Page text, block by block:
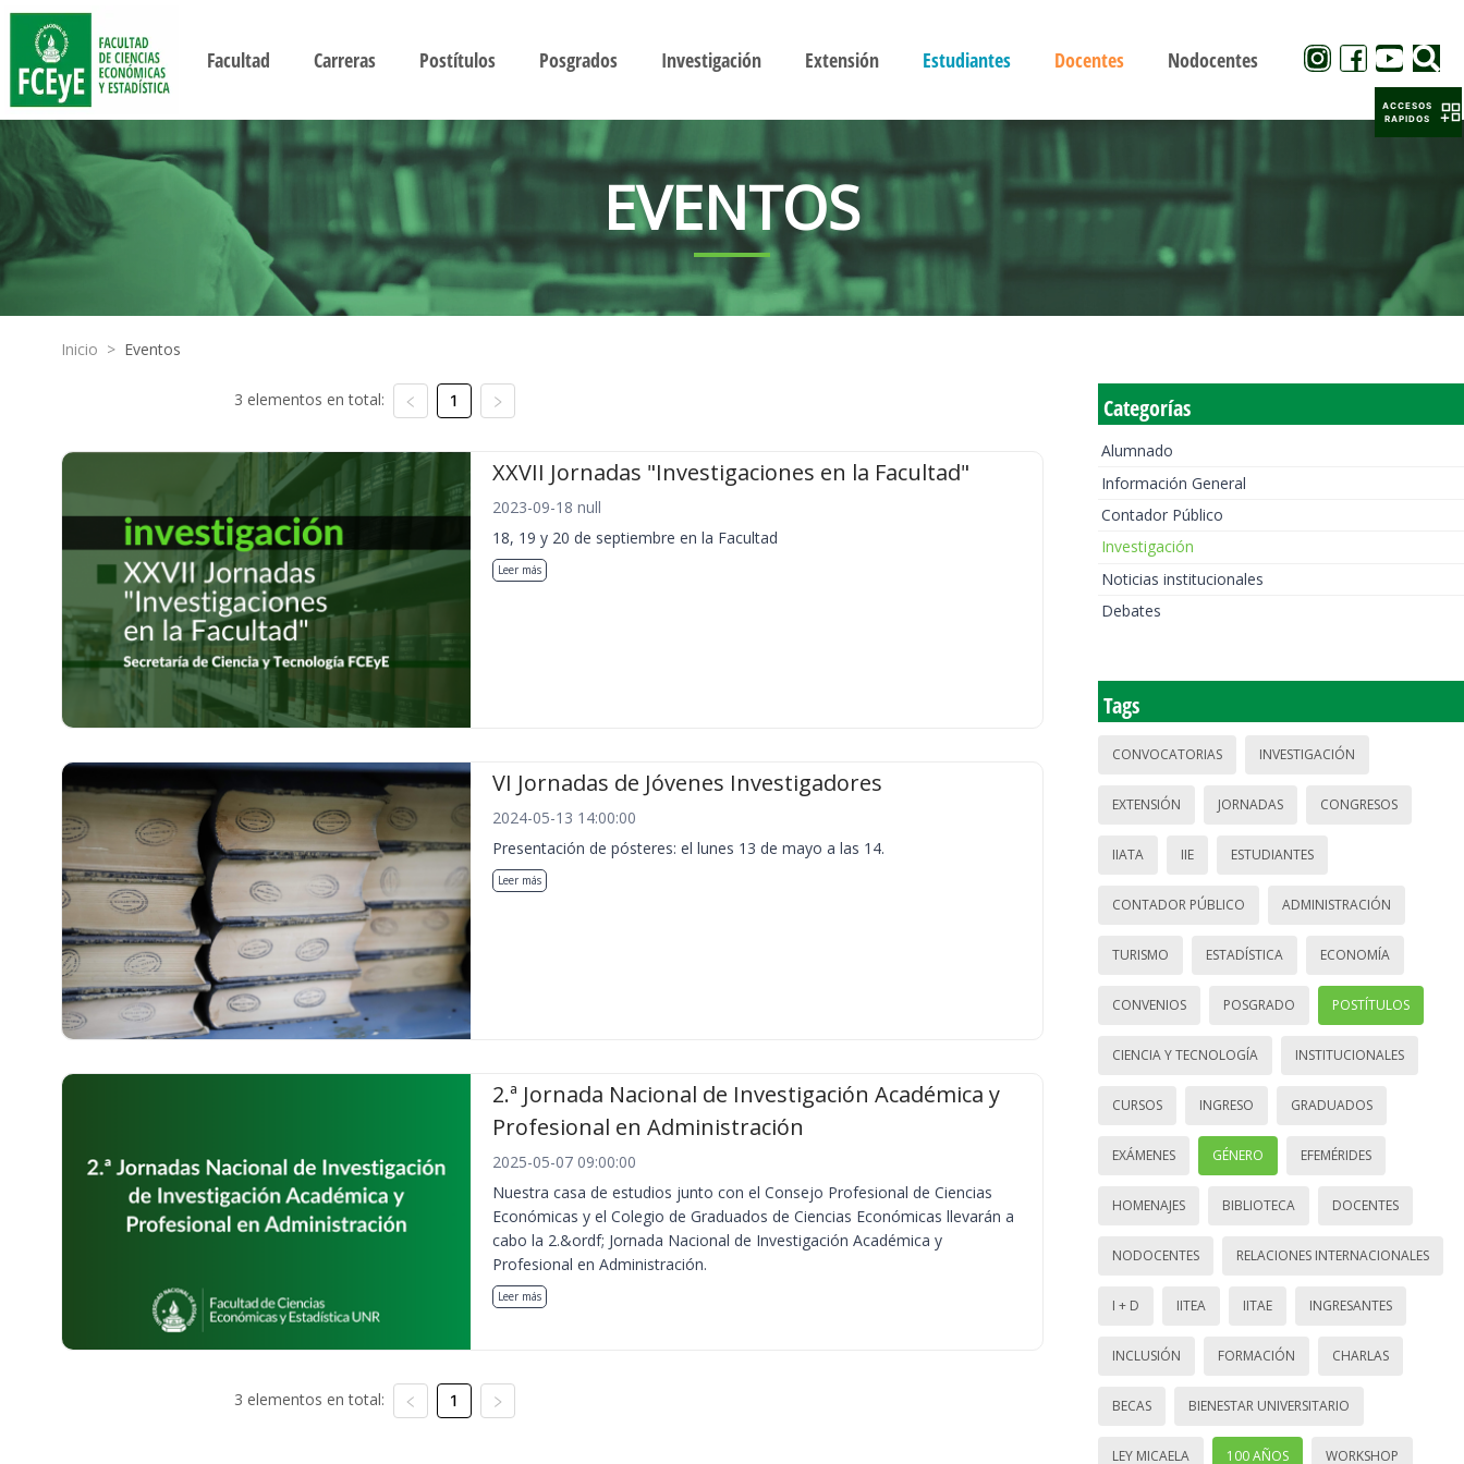
Facultad Carreras Postítulos Posgrados Investigación Extensión Estudiantes Docentes Nodocentes
EVENTOS
Inicio > Eventos
3 elementos en total: 1
XXVII Jornadas "Investigaciones en la Facultad"
2023-09-18 null
18, 19 y 20 de septiembre en la Facultad
Leer más
VI Jornadas de Jóvenes Investigadores
2024-05-13 14:00:00
Presentación de pósteres: el lunes 13 de mayo a las 14.
Leer más
2.ª Jornada Nacional de Investigación Académica y
Profesional en Administración
2025-05-07 09:00:00
Nuestra casa de estudios junto con el Consejo Profesional de Ciencias
Económicas y el Colegio de Graduados de Ciencias Económicas llevarán a
cabo la 2.&ordf; Jornada Nacional de Investigación Académica y
Profesional en Administración.
Leer más
3 elementos en total: 1
Categorías
Alumnado
Información General
Contador Público
Investigación
Noticias institucionales
Debates
Tags
CONVOCATORIAS INVESTIGACIÓN
EXTENSIÓN JORNADAS CONGRESOS
IIATA IIE ESTUDIANTES
CONTADOR PÚBLICO ADMINISTRACIÓN
TURISMO ESTADÍSTICA ECONOMÍA
CONVENIOS POSGRADO POSTÍTULOS
CIENCIA Y TECNOLOGÍA INSTITUCIONALES
CURSOS INGRESO GRADUADOS
EXÁMENES GÉNERO EFEMÉRIDES
HOMENAJES BIBLIOTECA DOCENTES
NODOCENTES RELACIONES INTERNACIONALES
I + D IITEA IITAE INGRESANTES
INCLUSIÓN FORMACIÓN CHARLAS
BECAS BIENESTAR UNIVERSITARIO
LEY MICAELA 100 AÑOS WORKSHOP
ACCESOS
RAPIDOS